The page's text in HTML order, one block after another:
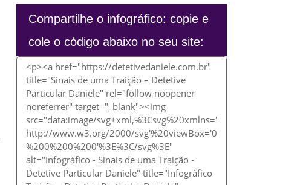
Compartilhe o infográfico: copie e
cole o código abaixo no seu site: